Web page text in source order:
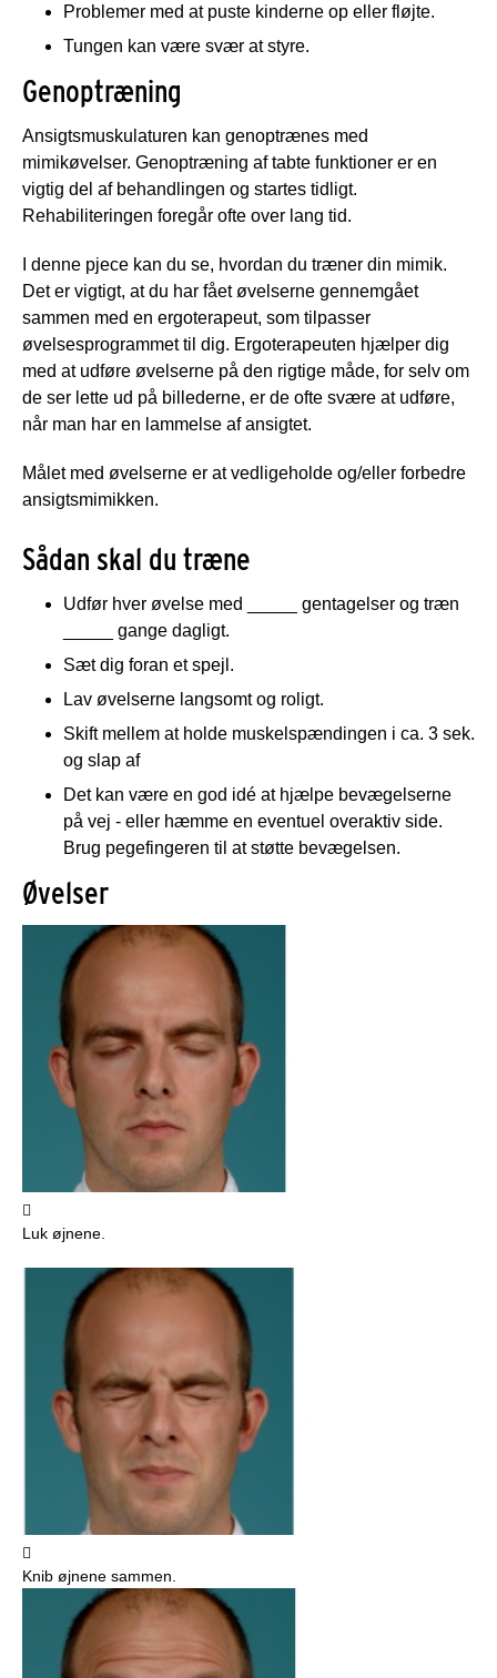
Problemer med at puste kinderne op eller fløjte.
Tungen kan være svær at styre.
Genoptræning
Ansigtsmuskulaturen kan genoptrænes med
mimikøvelser. Genoptræning af tabte funktioner er en
vigtig del af behandlingen og startes tidligt.
Rehabiliteringen foregår ofte over lang tid.
I denne pjece kan du se, hvordan du træner din mimik.
Det er vigtigt, at du har fået øvelserne gennemgået
sammen med en ergoterapeut, som tilpasser
øvelsesprogrammet til dig. Ergoterapeuten hjælper dig
med at udføre øvelserne på den rigtige måde, for selv om
de ser lette ud på billederne, er de ofte svære at udføre,
når man har en lammelse af ansigtet.
Målet med øvelserne er at vedligeholde og/eller forbedre
ansigtsmimikken.
Sådan skal du træne
Udfør hver øvelse med _____ gentagelser og træn
_____ gange dagligt.
Sæt dig foran et spejl.
Lav øvelserne langsomt og roligt.
Skift mellem at holde muskelspændingen i ca. 3 sek.
og slap af
Det kan være en god idé at hjælpe bevægelserne
på vej - eller hæmme en eventuel overaktiv side.
Brug pegefingeren til at støtte bevægelsen.
Øvelser

Luk øjnene.

Knib øjnene sammen.